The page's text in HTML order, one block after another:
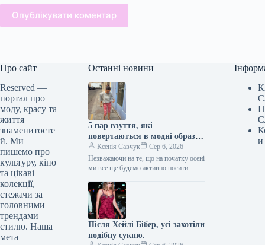
Опублікувати коментар
Про сайт
Reserved —
портал про
моду, красу та
життя
знаменитосте
й. Ми
пишемо про
культуру, кіно
та цікаві
колекції,
стежачи за
головними
трендами
стилю. Наша
мета —
Останні новини
5 пар взуття, які
повертаються в модні образи
з приходом осені
Ксенія Савчук
Сер 6, 2026
Незважаючи на те, що на початку осені
ми все ще будемо активно носити
матимемо…
Після Хейлі Бібер, усі захотіли
подібну сукню.
и